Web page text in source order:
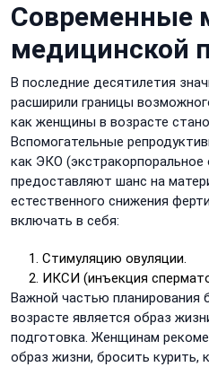
Современные
медицинской
В последние десятилетия
расширили границы
как женщины в возрасте
Вспомогательные
как ЭКО (экстракорпоральное
предоставляют шанс на
естественного снижения
включать в себя:
Стимуляцию овуляции.
ИКСИ (инъекция
Важной частью планирования
возрасте является образ
подготовка. Женщинам
образ жизни, бросить курить,